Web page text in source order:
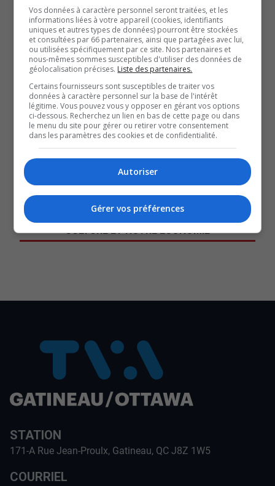
2018 et en 2019 recevront 17,50 $.
Les personnes qui ne l’ont pas réclamée recevront plutôt
42,50 $.
À lire aussi :
Des stationnements du parc de la Gatineau, du parc
du Lac-Leamy et du domaine Mackenzie-King
désormais payants
Conflit en Iran | Le prix de l’énergie grimpe de plus de
21,2 % en un mois
Le CRTC réclame un meilleur financement du contenu
canadien sur les services de diffusion en continu
X
SOUTENIR NOS MÉDIAS, C’EST PROTÉGER NOTRE
CULTURE ET NOTRE ÉCONOMIE
STATION
171-A Rue Jean-Proulx, Gatineau, QC J8Z 1W5
COURRIEL
Vos données à caractère personnel seront traitées, et les
informations liées à votre appareil (cookies, identifiants
uniques et autres types de données) pourront être stockées
et consultées par 66 partenaires, ainsi que partagées avec lui,
ou utilisées spécifiquement par ce site. Nos partenaires et
nous-mêmes sommes susceptibles d'utiliser des données de
géolocalisation précises. Liste des partenaires.
Certains fournisseurs sont susceptibles de traiter vos
données à caractère personnel sur la base de l'intérêt
légitime. Vous pouvez vous y opposer en gérant vos options
ci-dessous. Recherchez un lien en bas de cette page ou dans
le menu du site pour gérer ou retirer votre consentement
dans les paramètres des cookies et de confidentialité.
Autoriser
Gérer vos préférences